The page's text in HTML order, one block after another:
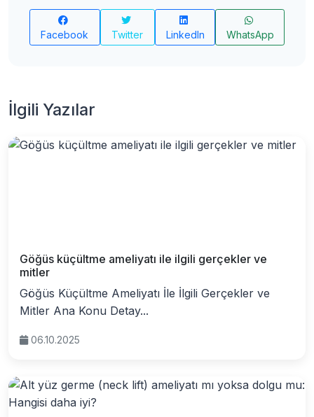
Facebook Twitter LinkedIn WhatsApp
İlgili Yazılar
Göğüs küçültme ameliyatı ile ilgili gerçekler ve
mitler
Göğüs Küçültme Ameliyatı İle İlgili Gerçekler ve
Mitler Ana Konu Detay...
06.10.2025